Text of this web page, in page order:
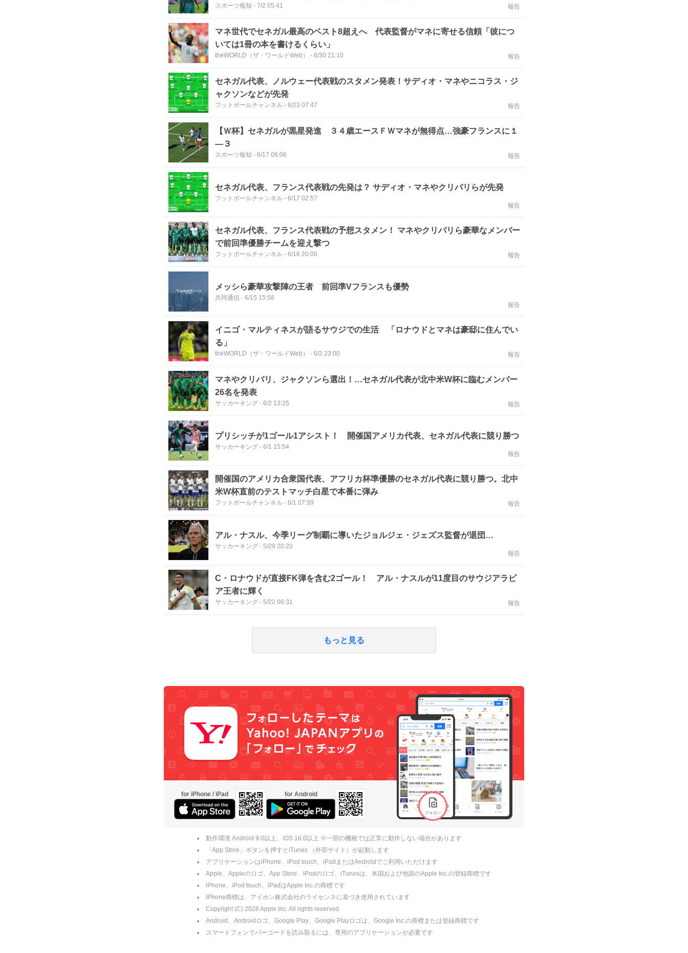
スポーツ報知 - 7/2 05:41 報告
マネ世代でセネガル最高のベスト8超えへ 代表監督がマネに寄せる信頼「彼につ
いては1冊の本を書けるくらい」
theWORLD（ザ・ワールドWeb） - 6/30 21:10 報告
セネガル代表、ノルウェー代表戦のスタメン発表！サディオ・マネやニコラス・ジ
ャクソンなどが先発
フットボールチャンネル - 6/23 07:47 報告
【Ｗ杯】セネガルが黒星発進 ３４歳エースＦＷマネが無得点…強豪フランスに１
―３
スポーツ報知 - 6/17 06:06 報告
セネガル代表、フランス代表戦の先発は？ サディオ・マネやクリバリらが先発
フットボールチャンネル - 6/17 02:57
報告
セネガル代表、フランス代表戦の予想スタメン！ マネやクリバリら豪華なメンバー
で前回準優勝チームを迎え撃つ
フットボールチャンネル - 6/16 20:00 報告
メッシら豪華攻撃陣の王者 前回準Vフランスも優勢
共同通信 - 6/15 15:58
報告
イニゴ・マルティネスが語るサウジでの生活 「ロナウドとマネは豪邸に住んでい
る」
theWORLD（ザ・ワールドWeb） - 6/2 23:00 報告
マネやクリバリ、ジャクソンら選出！…セネガル代表が北中米W杯に臨むメンバー
26名を発表
サッカーキング - 6/2 13:25 報告
プリシッチが1ゴール1アシスト！ 開催国アメリカ代表、セネガル代表に競り勝つ
サッカーキング - 6/1 15:54
報告
開催国のアメリカ合衆国代表、アフリカ杯準優勝のセネガル代表に競り勝つ。北中
米W杯直前のテストマッチ白星で本番に弾み
フットボールチャンネル - 6/1 07:39 報告
アル・ナスル、今季リーグ制覇に導いたジョルジェ・ジェズス監督が退団…
サッカーキング - 5/29 20:20
報告
C・ロナウドが直接FK弾を含む2ゴール！ アル・ナスルが11度目のサウジアラビ
ア王者に輝く
サッカーキング - 5/22 06:31 報告
もっと見る
for iPhone / iPad for Android
動作環境 Android 9.0以上、iOS 16.0以上 ※一部の機種では正常に動作しない場合があります
「App Store」ボタンを押すとiTunes （外部サイト）が起動します
アプリケーションはiPhone、iPod touch、iPadまたはAndroidでご利用いただけます
Apple、Appleのロゴ、App Store、iPodのロゴ、iTunesは、米国および他国のApple Inc.の登録商標です
iPhone、iPod touch、iPadはApple Inc.の商標です
iPhone商標は、アイホン株式会社のライセンスに基づき使用されています
Copyright (C) 2026 Apple Inc. All rights reserved.
Android、Androidロゴ、Google Play、Google Playロゴは、Google Inc.の商標または登録商標です
スマートフォンでバーコードを読み取るには、専用のアプリケーションが必要です